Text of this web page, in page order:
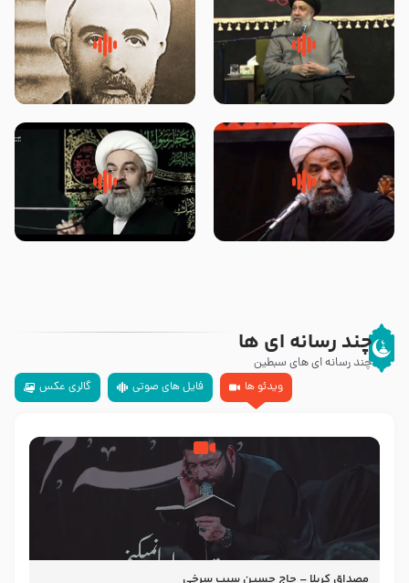
لقب حضرت رقیه سلام الله علیها به
چه معناست – حجت الاسلام علوی
روضه‌ی مجلس یزید ملعون و
اسارت اهل‌بیت علیهم‌السلام –
محدث زاده
سلام جوانی که امام حسین علیه
السلام خودش جوابش را دادند
زیارتی که اسباب رزق زیاد و عمر
طولانی است حجت السلام حسین
چند رسانه ای ها
چند رسانه ای های سبطین
ویدئو ها
فایل های صوتی گالری عکس
مصداق کربلا – حاج حسین سیب سرخی